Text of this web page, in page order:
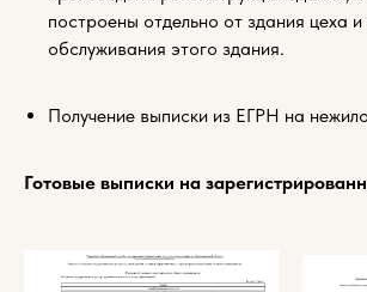
построены отдельно от здания цеха
обслуживания этого здания.
Получение выписки из ЕГРН на
Готовые выписки на